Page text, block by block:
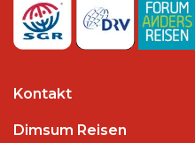
Kontakt
Dimsum Reisen